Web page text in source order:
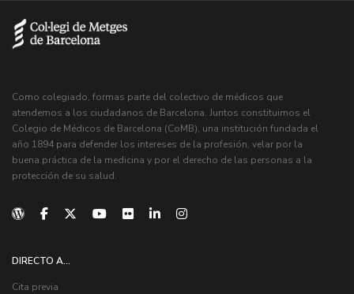
Como colegiado, formas parte del colectivo de médicos que
atendemos a los ciudadanos de Barcelona. Juntos constituimos el
Colegio de Médicos de Barcelona (CoMB), una institución fundada el
año 1894 para defender los intereses de la profesión, velar por la
buena práctica de la medicina y por el derecho de las personas a la
protección de su salud.
DIRECTO A...
Cita previa